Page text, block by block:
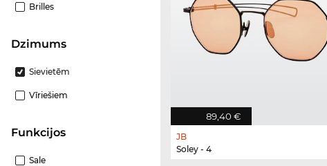
Brilles
Dzimums
Sievietēm
Vīriešiem
funkcijos
Sale
89,40 €
JB
Soley - 4